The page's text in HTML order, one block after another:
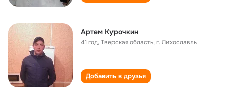
Артем Курочкин
41 год,Тверская область, г. Лихославль
Добавить в друзья